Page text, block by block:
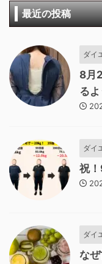
最近の投稿
ダイ
8月
る
ダイ
祝
ダイ
な